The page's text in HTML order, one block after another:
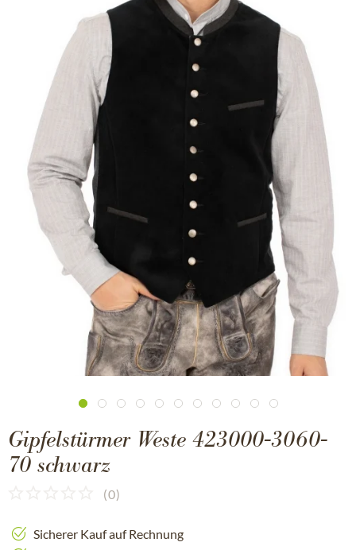
Gipfelstürmer Weste 423000-3060-
70 schwarz
(0)
Sicherer Kauf auf Rechnung